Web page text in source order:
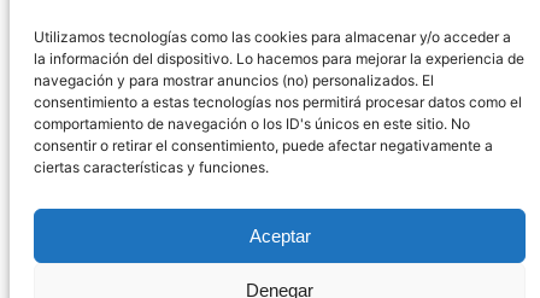
Utilizamos tecnologías como las cookies para almacenar y/o acceder a
la información del dispositivo. Lo hacemos para mejorar la experiencia de
navegación y para mostrar anuncios (no) personalizados. El
consentimiento a estas tecnologías nos permitirá procesar datos como el
comportamiento de navegación o los ID's únicos en este sitio. No
consentir o retirar el consentimiento, puede afectar negativamente a
ciertas características y funciones.
Aceptar
Denegar
Descargo de Responsabilidad
Declaración de Privacidad Política de cookies
WordPress